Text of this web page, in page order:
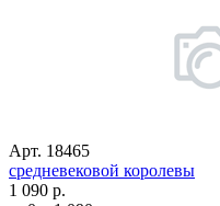
Арт. 18465
средневековой королевы
1 090 р.